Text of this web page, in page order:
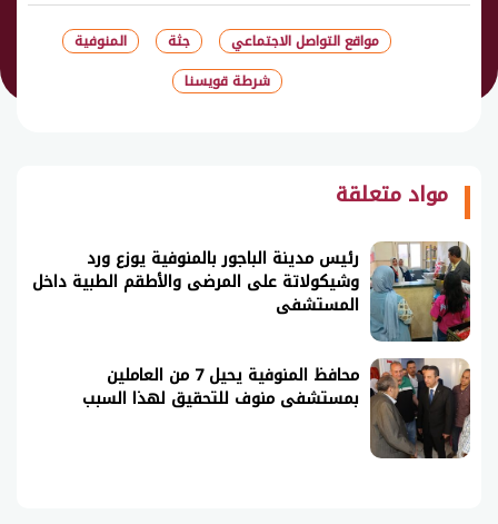
مواقع التواصل الاجتماعي جثة
المنوفية
شرطة قويسنا
مواد متعلقة
رئيس مدينة الباجور بالمنوفية يوزع ورد
وشيكولاتة على المرضى والأطقم الطبية داخل
المستشفى
محافظ المنوفية يحيل 7 من العاملين
بمستشفى منوف للتحقيق لهذا السبب